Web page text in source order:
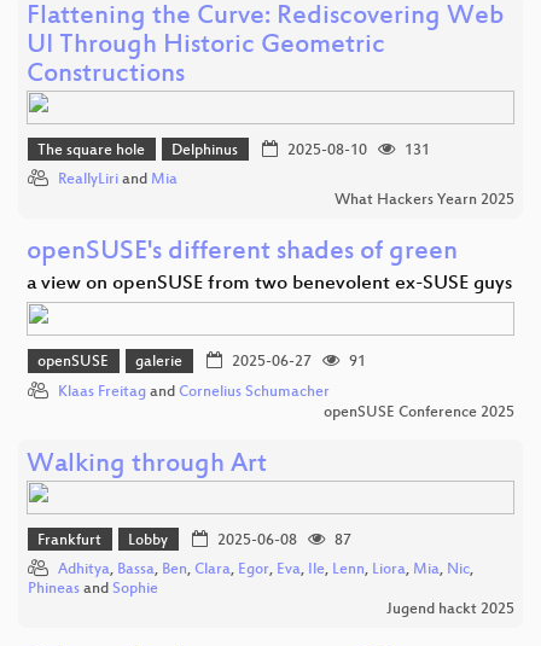
Flattening the Curve: Rediscovering Web
UI Through Historic Geometric
Constructions
The square hole Delphinus 2025-08-10
131
ReallyLiri and Mia
What Hackers Yearn 2025
openSUSE's different shades of green
a view on openSUSE from two benevolent ex-SUSE guys
openSUSE galerie 2025-06-27
91
Klaas Freitag and Cornelius Schumacher
openSUSE Conference 2025
Walking through Art
Frankfurt Lobby 2025-06-08
87
Adhitya, Bassa, Ben, Clara, Egor, Eva, Ile, Lenn, Liora, Mia, Nic,
Phineas and Sophie
Jugend hackt 2025